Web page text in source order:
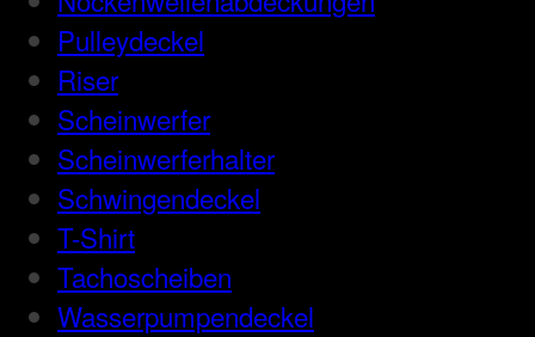
Pulleydeckel
Riser
Scheinwerfer
Scheinwerferhalter
Schwingendeckel
T-Shirt
Tachoscheiben
Wasserpumpendeckel